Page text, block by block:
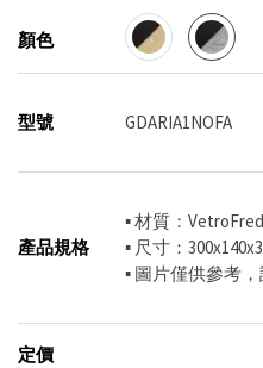
顏色
型號 GDARIA1NOFA
產品規格
▪ 材質：
▪ 尺寸：
▪ 圖片僅供參考
定價